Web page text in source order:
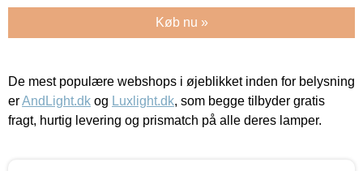
Køb nu »
De mest populære webshops i øjeblikket inden for belysning
erAndLight.dk og Luxlight.dk, som begge tilbyder gratis
fragt, hurtig levering og prismatch på alle deres lamper.